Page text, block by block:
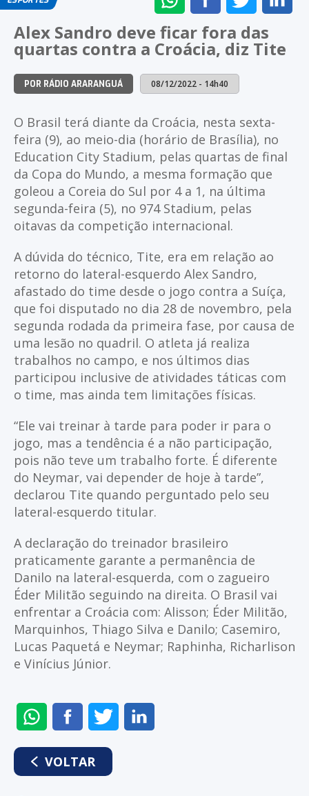
NO
WHATSAPP
NO
FACEBOOK
NO
TWITTER
Alex Sandro deve ficar fora das
quartas contra a Croácia, diz Tite
POR RÁDIO ARARANGUÁ 08/12/2022 - 14h40
O Brasil terá diante da Croácia, nesta sexta-
feira (9), ao meio-dia (horário de Brasília), no
Education City Stadium, pelas quartas de final
da Copa do Mundo, a mesma formação que
goleou a Coreia do Sul por 4 a 1, na última
segunda-feira (5), no 974 Stadium, pelas
oitavas da competição internacional.
A dúvida do técnico, Tite, era em relação ao
retorno do lateral-esquerdo Alex Sandro,
afastado do time desde o jogo contra a Suíça,
que foi disputado no dia 28 de novembro, pela
segunda rodada da primeira fase, por causa de
uma lesão no quadril. O atleta já realiza
trabalhos no campo, e nos últimos dias
participou inclusive de atividades táticas com
o time, mas ainda tem limitações físicas.
“Ele vai treinar à tarde para poder ir para o
jogo, mas a tendência é a não participação,
pois não teve um trabalho forte. É diferente
do Neymar, vai depender de hoje à tarde”,
declarou Tite quando perguntado pelo seu
lateral-esquerdo titular.
A declaração do treinador brasileiro
praticamente garante a permanência de
Danilo na lateral-esquerda, com o zagueiro
Éder Militão seguindo na direita. O Brasil vai
enfrentar a Croácia com: Alisson; Éder Militão,
Marquinhos, Thiago Silva e Danilo; Casemiro,
Lucas Paquetá e Neymar; Raphinha, Richarlison
e Vinícius Júnior.
ENVIAR
NO
WHATSAPP
COMPARTILHAR
NO
FACEBOOK
COMPARTILHAR
NO
VOLTAR